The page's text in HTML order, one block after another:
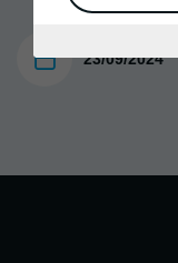
23/09/2024